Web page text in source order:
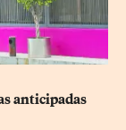
anticipadas